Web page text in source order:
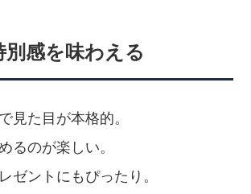
別感を味わえる
見た目が本格的。
るのが楽しい。
ゼントにもぴったり。